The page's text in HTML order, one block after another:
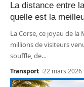
La distance entre
quelle est la
La Corse, ce joyau de
millions de visiteurs
souffle, de…
Transport 22 mars 2026